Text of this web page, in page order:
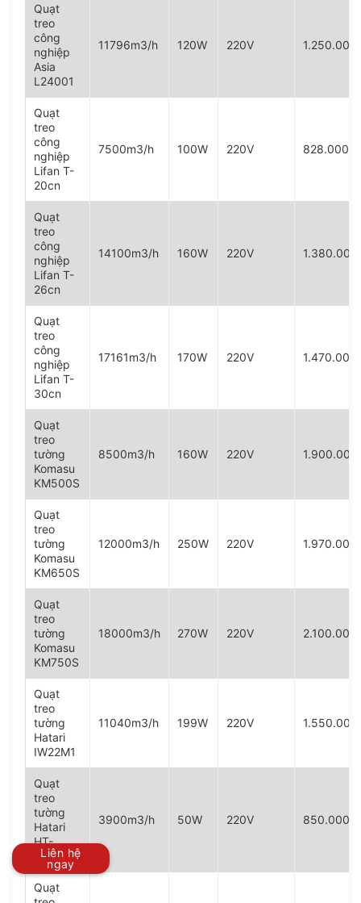
Quạt
treo
công
nghiệp
Asia
L24001
11796m3/h 120W 220V
Quạt
treo
công
nghiệp
Lifan T-
20cn
7500m3/h 100W 220V
Quạt
treo
công
nghiệp
Lifan T-
26cn
14100m3/h 160W 220V
Quạt
treo
công
nghiệp
Lifan T-
30cn
17161m3/h 170W 220V
Quạt
treo
tường
Komasu
KM500S
8500m3/h 160W 220V
Quạt
treo
tường
Komasu
KM650S
12000m3/h 250W 220V
Quạt
treo
tường
Komasu
KM750S
18000m3/h 270W 220V
Quạt
treo
tường
Hatari
IW22M1
11040m3/h 199W 220V
Quạt
treo
tường
Hatari
HT-
W16M6
3900m3/h 50W 220V
Quạt
Liên hệ
ngay